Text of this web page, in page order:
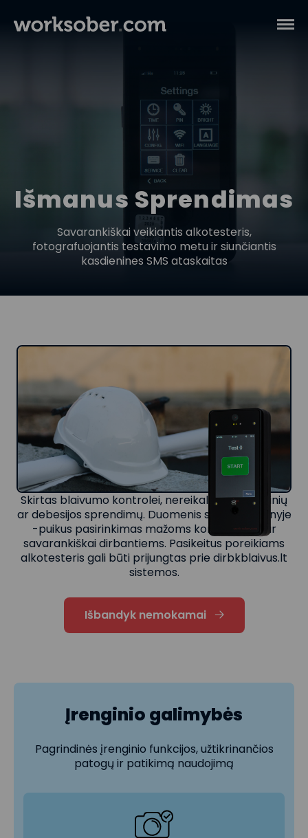
Išmanus Sprendimas
Savarankiškai veikiantis alkotesteris,
fotografuojantis testavimo metu ir siunčiantis
kasdienines SMS ataskaitas
Skirtas blaivumo kontrolei, nereikalaujantis IT žinių
ar debesijos sprendimų. Duomenis saugo įrenginyje
-puikus pasirinkimas mažoms komandoms ar
savarankiškai dirbantiems. Pasikeitus poreikiams
alkotesteris gali būti prijungtas prie dirbkblaivus.lt
sistemos.
Išbandyk nemokamai
Įrenginio galimybės
Pagrindinės įrenginio funkcijos, užtikrinančios
patogų ir patikimą naudojimą